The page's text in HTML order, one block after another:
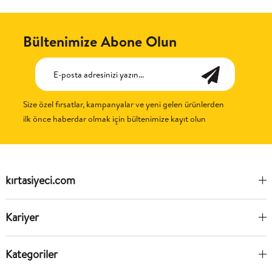
Bültenimize Abone Olun
Size özel fırsatlar, kampanyalar ve yeni gelen ürünlerden
ilk önce haberdar olmak için bültenimize kayıt olun
kırtasiyeci.com
Kariyer
Kategoriler